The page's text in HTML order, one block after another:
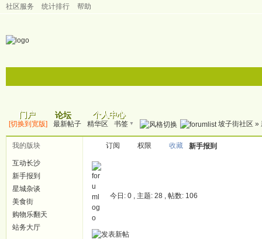
社区服务 统计排行 帮助
门户 论坛 个人中心
帖子
[切换到宽版] 最新帖子 精华区 书签 ▼ 坡子街社区 »
我的版块
互动长沙
新手报到
星城杂谈
美食街
购物乐翻天
站务大厅
订阅 权限 新手报到
收藏
今日: 0 , 主题: 28 , 帖数: 106